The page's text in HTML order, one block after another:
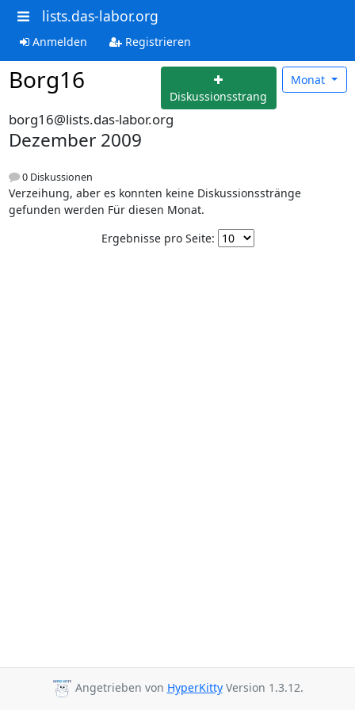
lists.das-labor.org
Anmelden Registrieren
Borg16
Diskussionsstrang
Monat
borg16@lists.das-labor.org
Dezember 2009
0 Diskussionen
Verzeihung, aber es konnten keine Diskussionsstränge
gefunden werden Für diesen Monat.
Ergebnisse pro Seite:
Angetrieben von HyperKittyVersion 1.3.12.